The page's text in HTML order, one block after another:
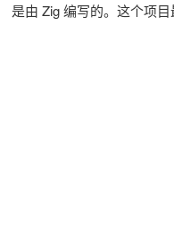
是由 Zig 编写的。这个项目